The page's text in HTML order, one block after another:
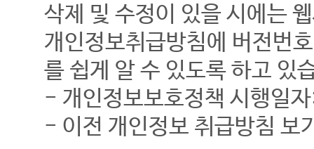
삭제 및 수정이 있을 시에는
개인정보취급방침에 버전번
를 쉽게 알 수 있도록 하고 있
- 개인정보보호정책 시행
- 이전 개인정보 취급방침 보